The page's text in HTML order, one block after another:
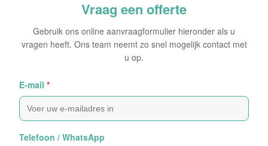
Vraag een offerte
Gebruik ons online aanvraagformulier hieronder als u
vragen heeft. Ons team neemt zo snel mogelijk contact met
u op.
E-mail *
Telefoon / WhatsApp